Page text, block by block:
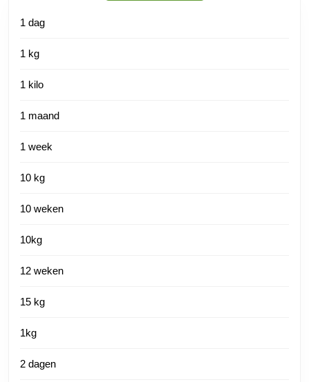
1 dag
1 kg
1 kilo
1 maand
1 week
10 kg
10 weken
10kg
12 weken
15 kg
1kg
2 dagen